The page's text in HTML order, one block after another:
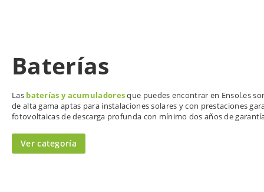
Baterías
Las baterías y acumuladoresque puedes encontrar en Ensol.es
de alta gama aptas para instalaciones solares y con prestaciones
fotovoltaicas de descarga profunda con mínimo dos años de
Ver categoría